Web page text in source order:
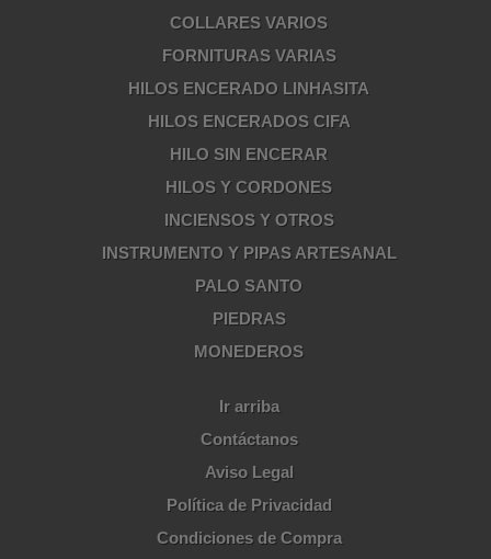
COLLARES VARIOS
FORNITURAS VARIAS
HILOS ENCERADO LINHASITA
HILOS ENCERADOS CIFA
HILO SIN ENCERAR
HILOS Y CORDONES
INCIENSOS Y OTROS
INSTRUMENTO Y PIPAS ARTESANAL
PALO SANTO
PIEDRAS
MONEDEROS
Ir arriba
Contáctanos
Aviso Legal
Política de Privacidad
Condiciones de Compra